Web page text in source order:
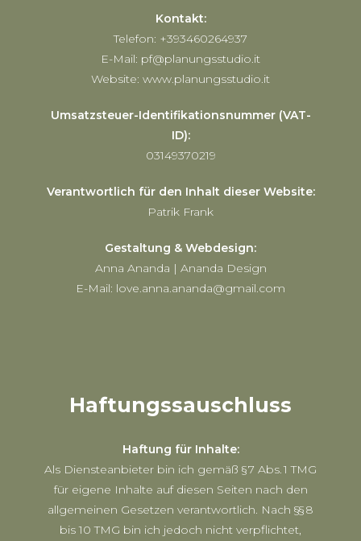
Kontakt:
Telefon: +393460264937
E-Mail: pf@planungsstudio.it
Website: www.planungsstudio.it
Umsatzsteuer-Identifikationsnummer (VAT-
ID):
03149370219
Verantwortlich für den Inhalt dieser Website:
Patrik Frank
Gestaltung & Webdesign:
Anna Ananda | Ananda Design
E-Mail: love.anna.ananda@gmail.com
Haftungssauschluss
Haftung für Inhalte:
Als Diensteanbieter bin ich gemäß § 7 Abs. 1 TMG
für eigene Inhalte auf diesen Seiten nach den
allgemeinen Gesetzen verantwortlich. Nach §§ 8
bis 10 TMG bin ich jedoch nicht verpflichtet,